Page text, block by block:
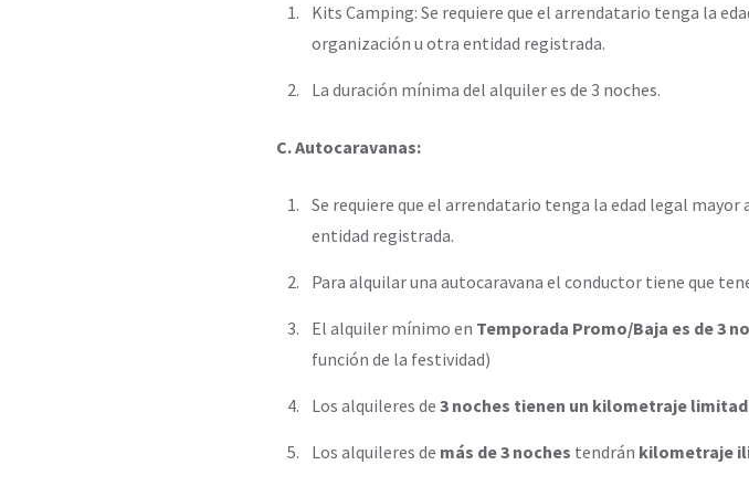
Kits Camping: Se requiere que el arrendatario tenga la
organización u otra entidad registrada.
La duración mínima del alquiler es de 3 noches.
C. Autocaravanas:
Se requiere que el arrendatario tenga la edad legal
entidad registrada.
Para alquilar una autocaravana el conductor tiene que
El alquiler mínimo en Temporada Promo/Baja es de 3
función de la festividad)
Los alquileres de 3 noches tienen un kilometraje
Los alquileres de más de 3 noches tendrán kilometraje